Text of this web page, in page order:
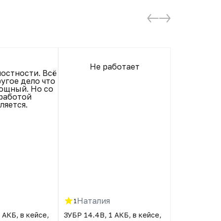
Всё
дело что
Но со
в кейсе,
Не работает
1 Наталия
ЗУБР 14.4В, 1 АКБ, в кейсе,